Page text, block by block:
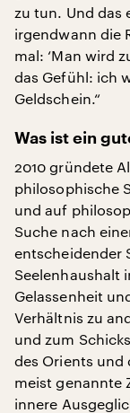
zu tun. Und das
irgendwann die
mal: ‘Man wird
das Gefühl: ich
Geldschein.“
Was ist ein
2010 gründete
philosophische
und auf
Suche nach
entscheidender
Seelenhaushalt
Gelassenheit
Verhältnis zu
und zum
des Orients und
meist genannte
innere